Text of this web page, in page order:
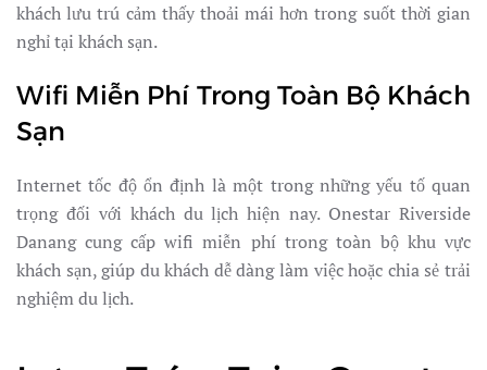
khách lưu trú cảm thấy thoải mái hơn trong suốt thời gian
nghỉ tại khách sạn.
Wifi Miễn Phí Trong Toàn Bộ Khách
Sạn
Internet tốc độ ổn định là một trong những yếu tố quan
trọng đối với khách du lịch hiện nay. Onestar Riverside
Danang cung cấp wifi miễn phí trong toàn bộ khu vực
khách sạn, giúp du khách dễ dàng làm việc hoặc chia sẻ trải
nghiệm du lịch.